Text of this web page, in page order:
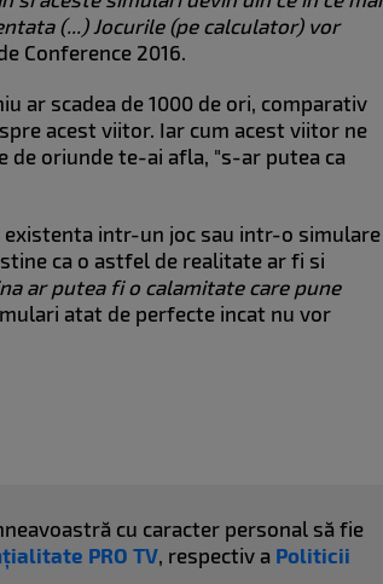
(...) Jocurile (pe calculator) vor
Conference 2016.
ar scadea de 1000 de ori, comparativ
acest viitor. Iar cum acest viitor ne
de oriunde te-ai afla, "s-ar putea ca
existenta intr-un joc sau intr-o simulare
ca o astfel de realitate ar fi si
ar putea fi o calamitate care pune
atat de perfecte incat nu vor
cu caracter personal să fie
PRO TV, respectiv a Politicii